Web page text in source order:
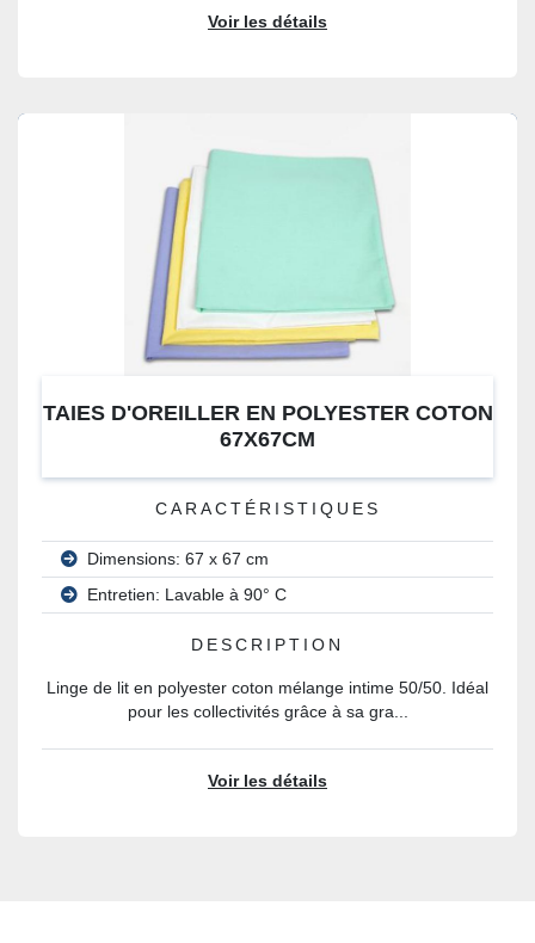
Voir les détails
TAIES D'OREILLER EN POLYESTER COTON
67X67CM
CARACTÉRISTIQUES
Dimensions: 67 x 67 cm
Entretien: Lavable à 90° C
DESCRIPTION
Linge de lit en polyester coton mélange intime 50/50. Idéal
pour les collectivités grâce à sa gra...
Voir les détails